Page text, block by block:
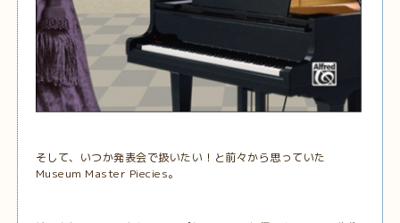
そして、いつか発表会で扱いたい！と前々から思っていた
Museum Master Piecies。